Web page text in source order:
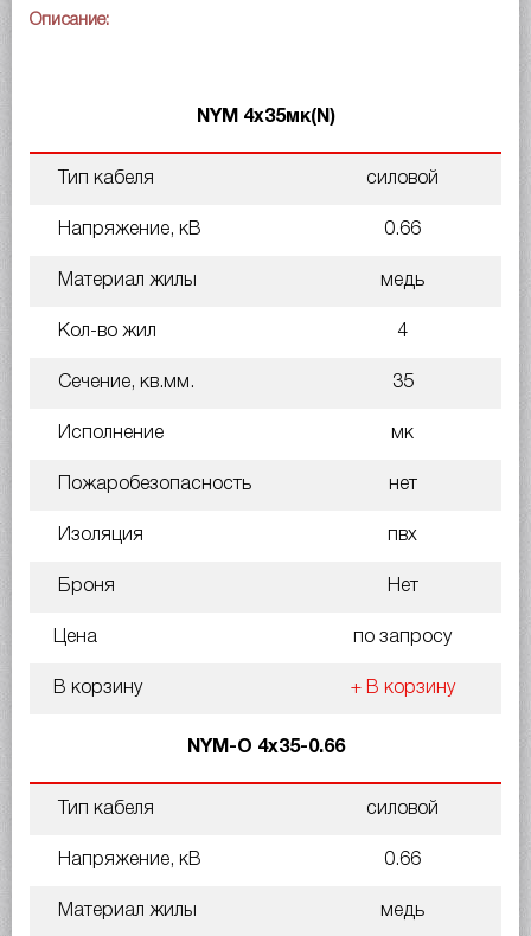
Описание:
NYM 4х35мк(N)
Тип кабеля силовой
Напряжение, кВ 0.66
Материал жилы медь
Кол-во жил 4
Сечение, кв.мм. 35
Исполнение мк
Пожаробезопасность нет
Изоляция пвх
Броня Нет
Цена по запросу
В корзину + В корзину
NYM-O 4х35-0.66
Тип кабеля силовой
Напряжение, кВ 0.66
Материал жилы медь